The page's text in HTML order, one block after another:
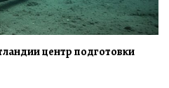
центр подготовки